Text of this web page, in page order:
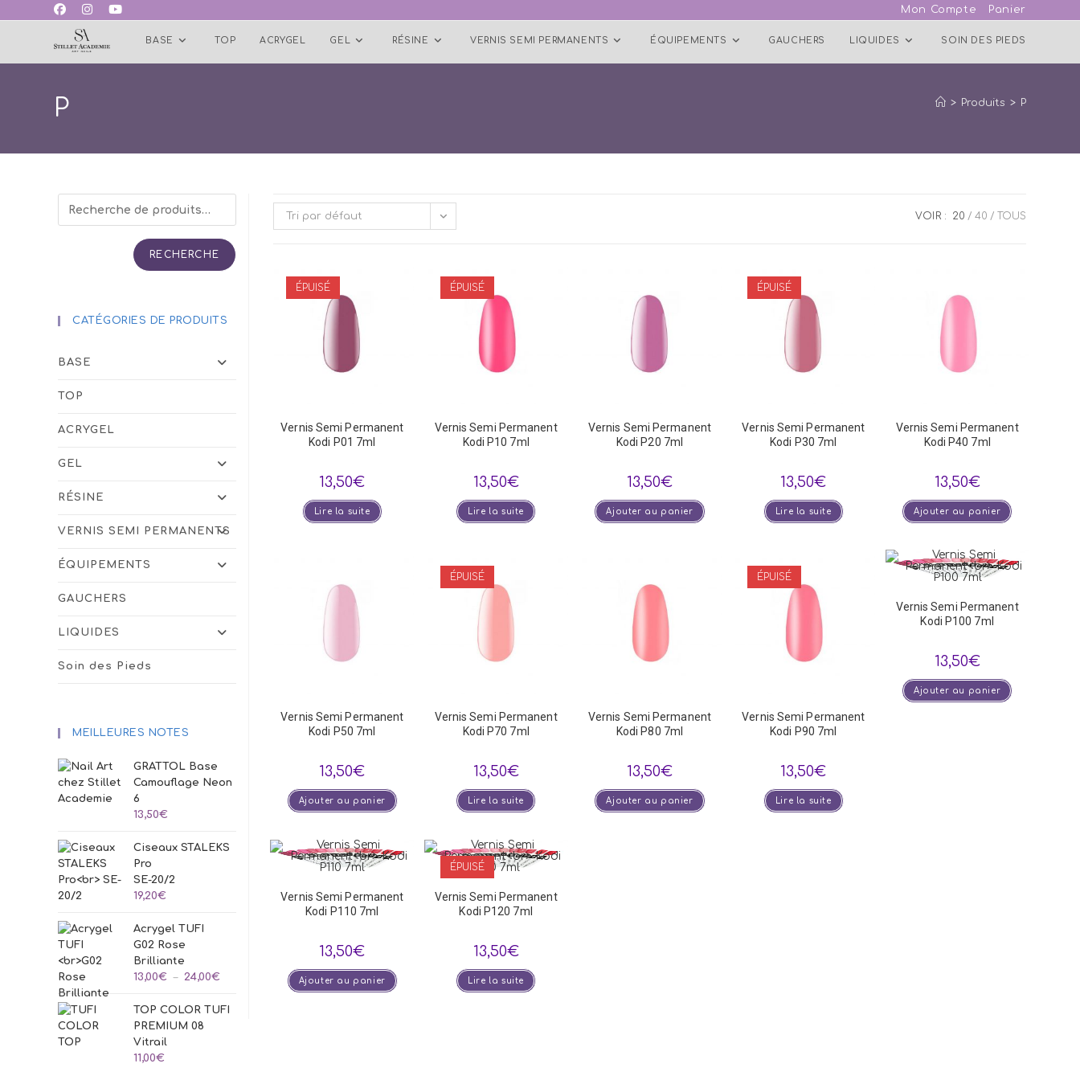
Mon Compte Panier
BASE TOP ACRYGEL GEL RÉSINE VERNIS SEMI PERMANENTS ÉQUIPEMENTS GAUCHERS LIQUIDES SOIN DES PIEDS
P > Produits > P
Tri par défaut VOIR : 20 40 TOUS
ÉPUISÉ
Vernis Semi Permanent
Kodi P01 7ml
13,50€
Lire la suite
ÉPUISÉ
Vernis Semi Permanent
Kodi P10 7ml
13,50€
Lire la suite
Vernis Semi Permanent
Kodi P20 7ml
13,50€
Ajouter au panier
ÉPUISÉ
Vernis Semi Permanent
Kodi P30 7ml
13,50€
Lire la suite
Vernis Semi Permanent
Kodi P40 7ml
13,50€
Ajouter au panier
Vernis Semi Permanent
Kodi P50 7ml
13,50€
Ajouter au panier
ÉPUISÉ
Vernis Semi Permanent
Kodi P70 7ml
13,50€
Lire la suite
Vernis Semi Permanent
Kodi P80 7ml
13,50€
Ajouter au panier
ÉPUISÉ
Vernis Semi Permanent
Kodi P90 7ml
13,50€
Lire la suite
Vernis Semi Permanent
Kodi P100 7ml
13,50€
Ajouter au panier
Vernis Semi Permanent
Kodi P110 7ml
13,50€
Ajouter au panier
ÉPUISÉ
Vernis Semi Permanent
Kodi P120 7ml
13,50€
Lire la suite
RECHERCHE
CATÉGORIES DE PRODUITS
BASE
TOP
ACRYGEL
GEL
RÉSINE
VERNIS SEMI PERMANENTS
ÉQUIPEMENTS
GAUCHERS
LIQUIDES
Soin des Pieds
MEILLEURES NOTES
GRATTOL Base
Camouflage Neon
6
13,50€
Ciseaux STALEKS
Pro
SE-20/2
19,20€
Acrygel TUFI
G02 Rose
Brilliante
13,00€ – 24,00€
prix :
TOP COLOR TUFI
PREMIUM 08
Vitrail
11,00€